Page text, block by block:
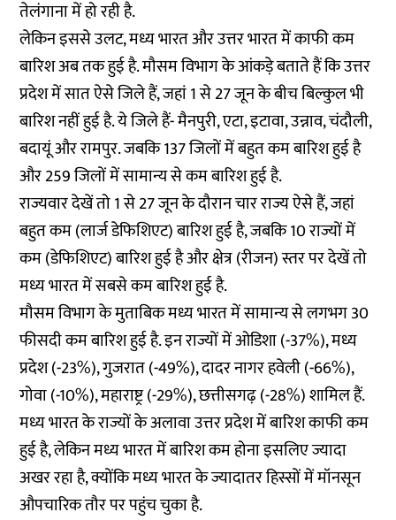
तेलंगाना में हो रही है.
लेकिन इससे उलट, मध्य भारत और उत्तर भारत में काफी कम
बारिश अब तक हुई है. मौसम विभाग के आंकड़े बताते हैं कि उत्तर
प्रदेश में सात ऐसे जिले हैं, जहां 1 से 27 जून के बीच बिल्कुल भी
बारिश नहीं हुई है. ये जिले हैं- मैनपुरी, एटा, इटावा, उन्नाव, चंदौली,
बदायूं और रामपुर. जबकि 137 जिलों में बहुत कम बारिश हुई है
और 259 जिलों में सामान्य से कम बारिश हुई है.
राज्यवार देखें तो 1 से 27 जून के दौरान चार राज्य ऐसे हैं, जहां
बहुत कम (लार्ज डेफिशिएट) बारिश हुई है, जबकि 10 राज्यों में
कम (डेफिशिएट) बारिश हुई है और क्षेत्र (रीजन) स्तर पर देखें तो
मध्य भारत में सबसे कम बारिश हुई है.
मौसम विभाग के मुताबिक मध्य भारत में सामान्य से लगभग 30
फीसदी कम बारिश हुई है. इन राज्यों में ओडिशा (-37%), मध्य
प्रदेश (-23%), गुजरात (-49%), दादर नागर हवेली (-66%),
गोवा (-10%), महाराष्ट्र (-29%), छत्तीसगढ़ (-28%) शामिल हैं.
मध्य भारत के राज्यों के अलावा उत्तर प्रदेश में बारिश काफी कम
हुई है, लेकिन मध्य भारत में बारिश कम होना इसलिए ज्यादा
अखर रहा है, क्योंकि मध्य भारत के ज्यादातर हिस्सों में मॉनसून
औपचारिक तौर पर पहुंच चुका है.